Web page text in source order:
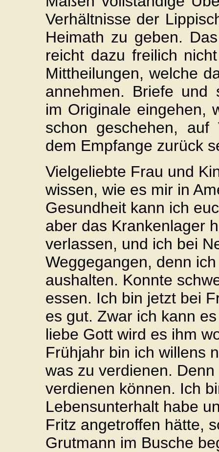
Verhältnisse der
Heimath zu geben.
reicht dazu freilich
Mittheilungen, welche
annehmen. Briefe und
im Originale eingehen,
schon geschehen, auf
dem Empfange zurück
Vielgeliebte Frau und
wissen, wie es mir in
Gesundheit kann ich
aber das Krankenlager
verlassen, und ich bei
Weggegangen, denn
aushalten. Konnte
essen. Ich bin jetzt bei
es gut. Zwar ich kann
liebe Gott wird es ihm
Frühjahr bin ich willens
was zu verdienen.
verdienen können. Ich
Lebensunterhalt habe
Fritz angetroffen hätte,
Grutmann im Busche